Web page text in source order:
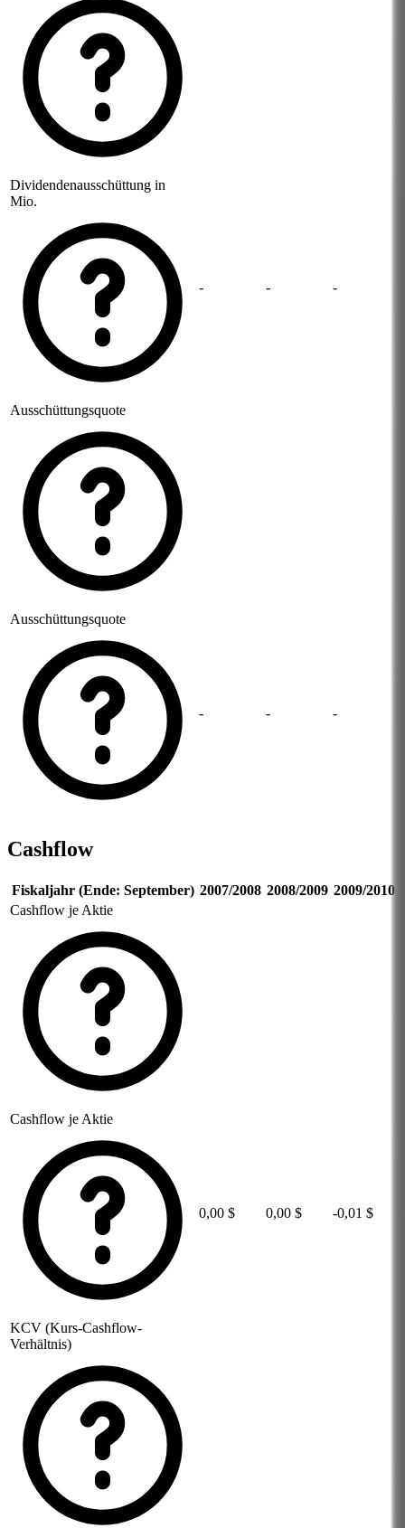
Dividendenausschüttung in
Mio.
- - -
Ausschüttungsquote
Ausschüttungsquote
- - -
Cashflow
Fiskaljahr (Ende: September) 2007/2008 2008/2009 2009/2010
Cashflow je Aktie
Cashflow je Aktie
0,00 $ 0,00 $ -0,01 $
KCV (Kurs-Cashflow-
Verhältnis)